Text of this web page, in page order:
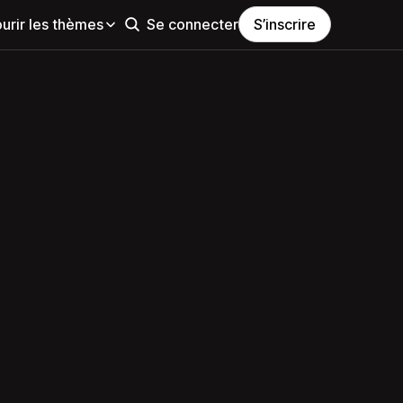
les thèmes Se connecter S’inscrire